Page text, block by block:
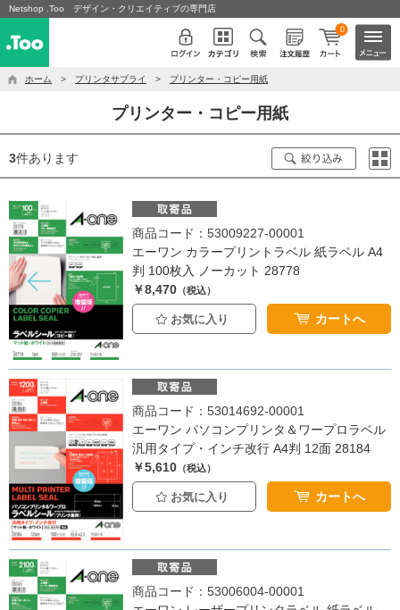
Netshop .Too デザイン・クリエイティブの専門店
0
ホーム > プリンタサプライ > プリンター・コピー用紙
プリンター・コピー用紙
3件あります
商品コード：53009227-00001
エーワン カラープリントラベル 紙ラベル A4
判 100枚入 ノーカット 28778
￥8,470 （税込）
お気に入り カートへ
商品コード：53014692-00001
エーワン パソコンプリンタ＆ワープロラベル
汎用タイプ・インチ改行 A4判 12面 28184
￥5,610 （税込）
お気に入り カートへ
商品コード：53006004-00001